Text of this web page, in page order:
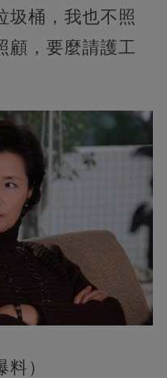
圾桶，我也不照
顧，要麼請護工
）